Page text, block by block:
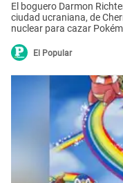
El boguero Darmon
ciudad ucraniana, de
nuclear para cazar
El Popular